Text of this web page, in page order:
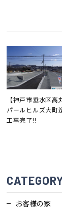
【神戸市垂水区高
パールヒルズ大町
工事完了!!
お客様の家